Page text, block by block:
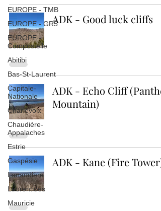
EUROPE - TMB
EUROPE - GR5
EUROPE -
Compostelle
Abitibi
Bas-St-Laurent
Capitale-
Nationale
Charlevoix
Chaudière-
Appalaches
Estrie
Gaspésie
Lanaudière
Laurentides
Mauricie
ADK - Good luck cliffs
ADK - Echo Cliff
Mountain)
ADK - Kane (Fire Tower)